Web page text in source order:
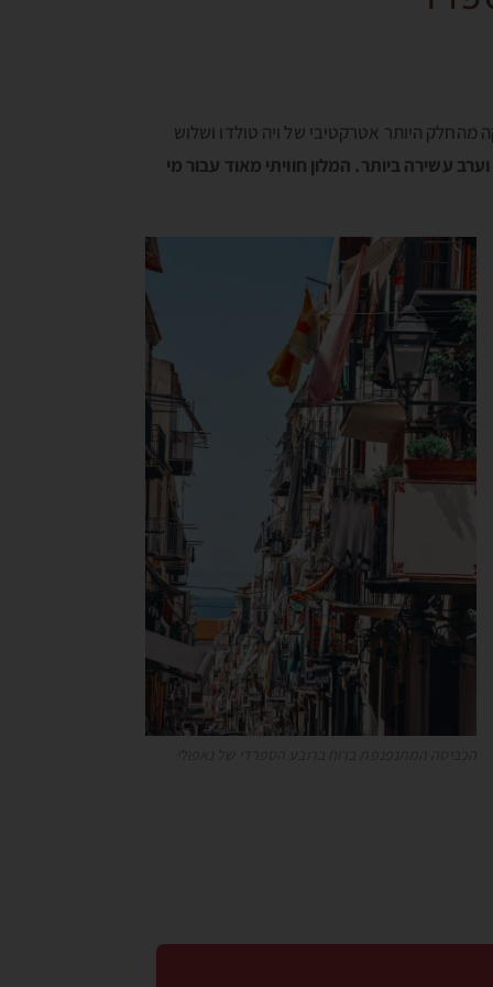
מהחלק היותר אטרקטיבי של ויה טולדו ושלוש
עשירה ביותר. המלון חוויתי מאוד עבור מי